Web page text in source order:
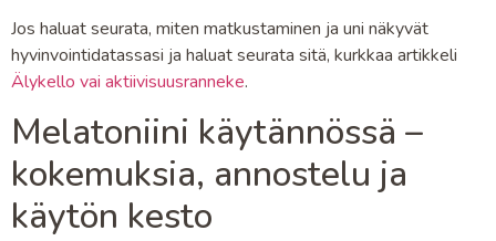
Jos haluat seurata, miten matkustaminen ja uni näkyvät
hyvinvointidatassasi ja haluat seurata sitä, kurkkaa artikkeli
Älykello vai aktiivisuusranneke.
Melatoniini käytännössä –
kokemuksia, annostelu ja
käytön kesto